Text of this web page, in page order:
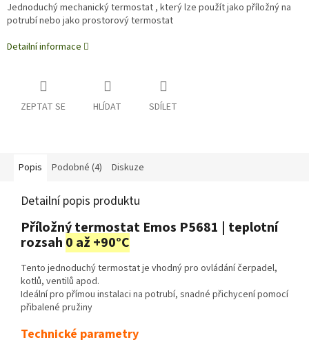
Jednoduchý mechanický termostat , který lze použít jako příložný na
potrubí nebo jako prostorový termostat
Detailní informace
ZEPTAT SE HLÍDAT SDÍLET
Popis Podobné (4) Diskuze
Detailní popis produktu
Příložný termostat Emos P5681 | teplotní
rozsah 0 až +90°C
Tento jednoduchý termostat je vhodný pro ovládání čerpadel,
kotlů, ventilů apod.
Ideální pro přímou instalaci na potrubí, snadné přichycení pomocí
přibalené pružiny
Technické parametry